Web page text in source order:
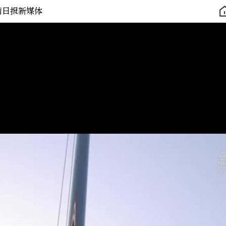
日报新媒体